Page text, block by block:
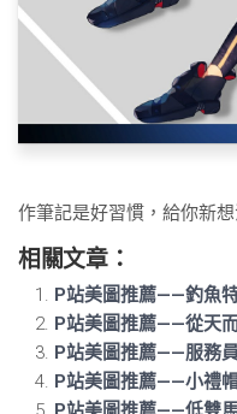
作筆記是好習慣，給你新
相關文章：
P站美圖推薦——釣魚
P站美圖推薦——從天
P站美圖推薦——服務
P站美圖推薦——小禮